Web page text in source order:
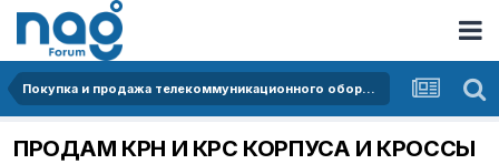
Покупка и продажа телекоммуникационного оборудования
ПРОДАМ КРН И КРС КОРПУСА И КРОССЫ